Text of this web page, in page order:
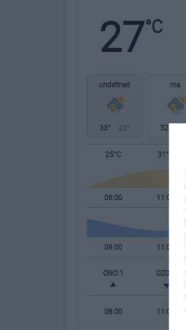
27°C
undefined
33° 23°
ma
32°
25°C 31°C
08:00 11:00
08:00 11:00
ONO 1 OZO 1
08:00 11:00